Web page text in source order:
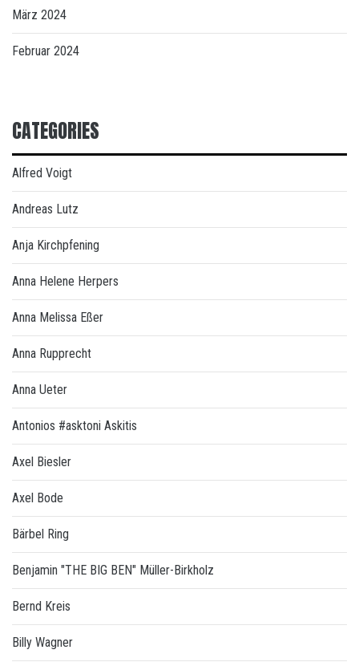
März 2024
Februar 2024
CATEGORIES
Alfred Voigt
Andreas Lutz
Anja Kirchpfening
Anna Helene Herpers
Anna Melissa Eßer
Anna Rupprecht
Anna Ueter
Antonios #asktoni Askitis
Axel Biesler
Axel Bode
Bärbel Ring
Benjamin "THE BIG BEN" Müller-Birkholz
Bernd Kreis
Billy Wagner